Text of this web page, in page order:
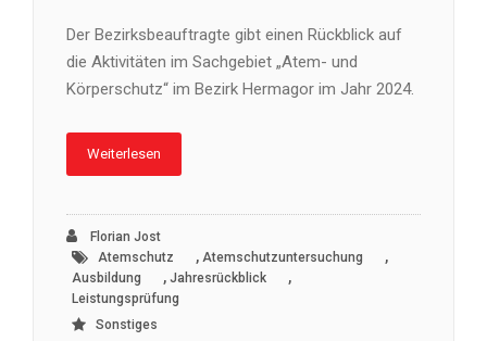
Der Bezirksbeauftragte gibt einen Rückblick auf
die Aktivitäten im Sachgebiet „Atem- und
Körperschutz“ im Bezirk Hermagor im Jahr 2024.
Weiterlesen
Florian Jost
Atemschutz
, Atemschutzuntersuchung ,
Ausbildung , Jahresrückblick ,
Leistungsprüfung
Sonstiges